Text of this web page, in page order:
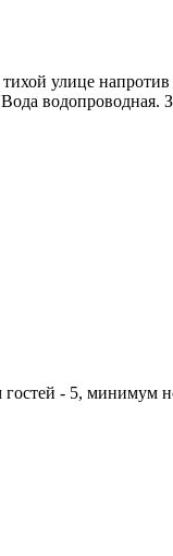
улице напротив
водопроводная.
гостей - 5, минимум